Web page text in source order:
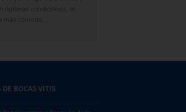
óptimas condiciones, el
más cómodo,…
BOCAS VITIS